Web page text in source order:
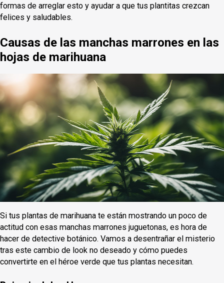
formas de arreglar esto y ayudar a que tus plantitas crezcan
felices y saludables.
Causas de las manchas marrones en las
hojas de marihuana
Si tus plantas de marihuana te están mostrando un poco de
actitud con esas manchas marrones juguetonas, es hora de
hacer de detective botánico. Vamos a desentrañar el misterio
tras este cambio de look no deseado y cómo puedes
convertirte en el héroe verde que tus plantas necesitan.